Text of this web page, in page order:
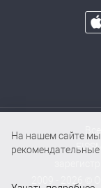
2009 - 2026 ©
На нашем сайте
рекомендательные